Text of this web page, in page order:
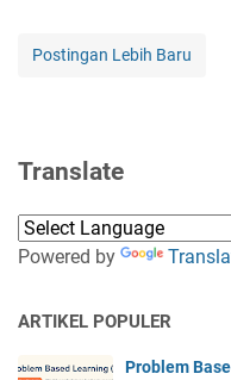
Postingan Lebih Baru
Translate
Powered by
ARTIKEL POPULER
Problem